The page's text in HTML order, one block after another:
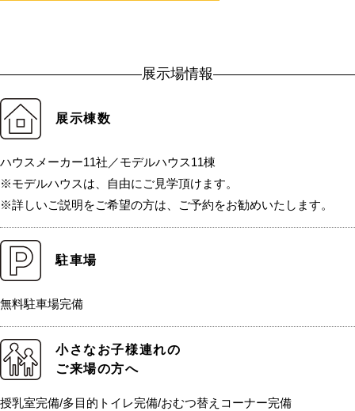
展示場情報
展示棟数
ハウスメーカー11社／モデルハウス11棟
※モデルハウスは、自由にご見学頂けます。
※詳しいご説明をご希望の方は、ご予約をお勧めいたします。
駐車場
無料駐車場完備
小さなお子様連れの
ご来場の方へ
授乳室完備/多目的トイレ完備/おむつ替えコーナー完備